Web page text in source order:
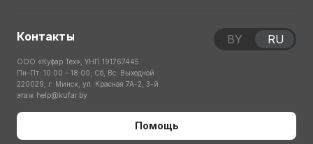
Контакты
ООО «Куфар Тех», УНП 191767445
Пн-Пт: 10:00 – 18:00; Сб, Вс: Выходной
220029, г. Минск, ул. Красная 7А-2, 3-й
этаж help@kufar.by
Помощь
BY RU